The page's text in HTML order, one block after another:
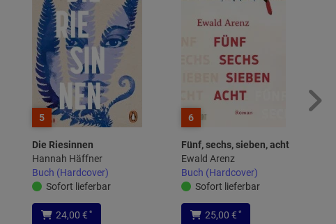
5
Die Riesinnen
Hannah Häffner
Buch (Hardcover)
Sofort lieferbar
24,00 € *
6
Fünf, sechs, sieben, acht
Ewald Arenz
Buch (Hardcover)
Sofort lieferbar
25,00 € *